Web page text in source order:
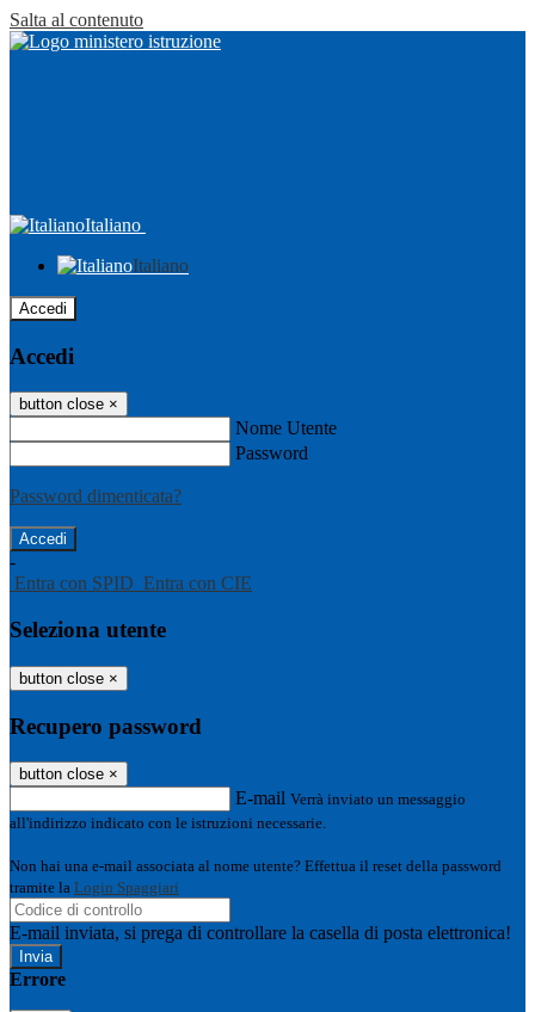
Salta al contenuto
Italiano
Italiano
Accedi
Accedi
button close ×
Nome Utente
Password
Password dimenticata?
-
Entra con SPID Entra con CIE
Seleziona utente
button close ×
Recupero password
button close ×
E-mail Verrà inviato un messaggio
all'indirizzo indicato con le istruzioni necessarie.
Non hai una e-mail associata al nome utente? Effettua il reset della password
tramite la Login Spaggiari
E-mail inviata, si prega di controllare la casella di posta elettronica!
Errore